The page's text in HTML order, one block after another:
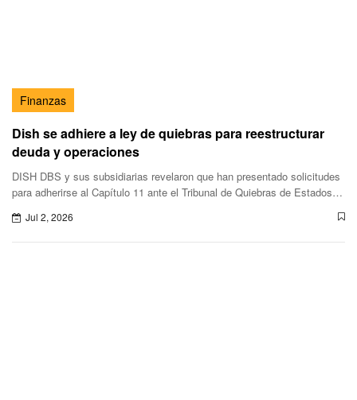
Finanzas
Dish se adhiere a ley de quiebras para reestructurar
deuda y operaciones
DISH DBS y sus subsidiarias revelaron que han presentado solicitudes
para adherirse al Capítulo 11 ante el Tribunal de Quiebras de Estados
Jul 2, 2026